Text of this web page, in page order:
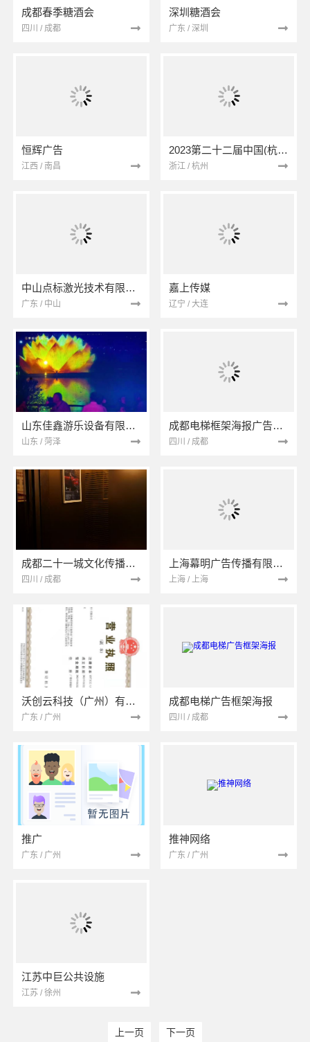
成都春季糖酒会
四川 / 成都
深圳糖酒会
广东 / 深圳
恒辉广告
江西 / 南昌
2023第二十二届中国(杭州)塑料机械展览会
浙江 / 杭州
中山点标激光技术有限公司
广东 / 中山
嘉上传媒
辽宁 / 大连
山东佳鑫游乐设备有限公司
山东 / 菏泽
成都电梯框架海报广告媒体
四川 / 成都
成都二十一城文化传播有限公司
四川 / 成都
上海幕明广告传播有限公司
上海 / 上海
沃创云科技（广州）有限公司
广东 / 广州
成都电梯广告框架海报
四川 / 成都
推广
广东 / 广州
推神网络
广东 / 广州
江苏中巨公共设施
江苏 / 徐州
上一页 下一页